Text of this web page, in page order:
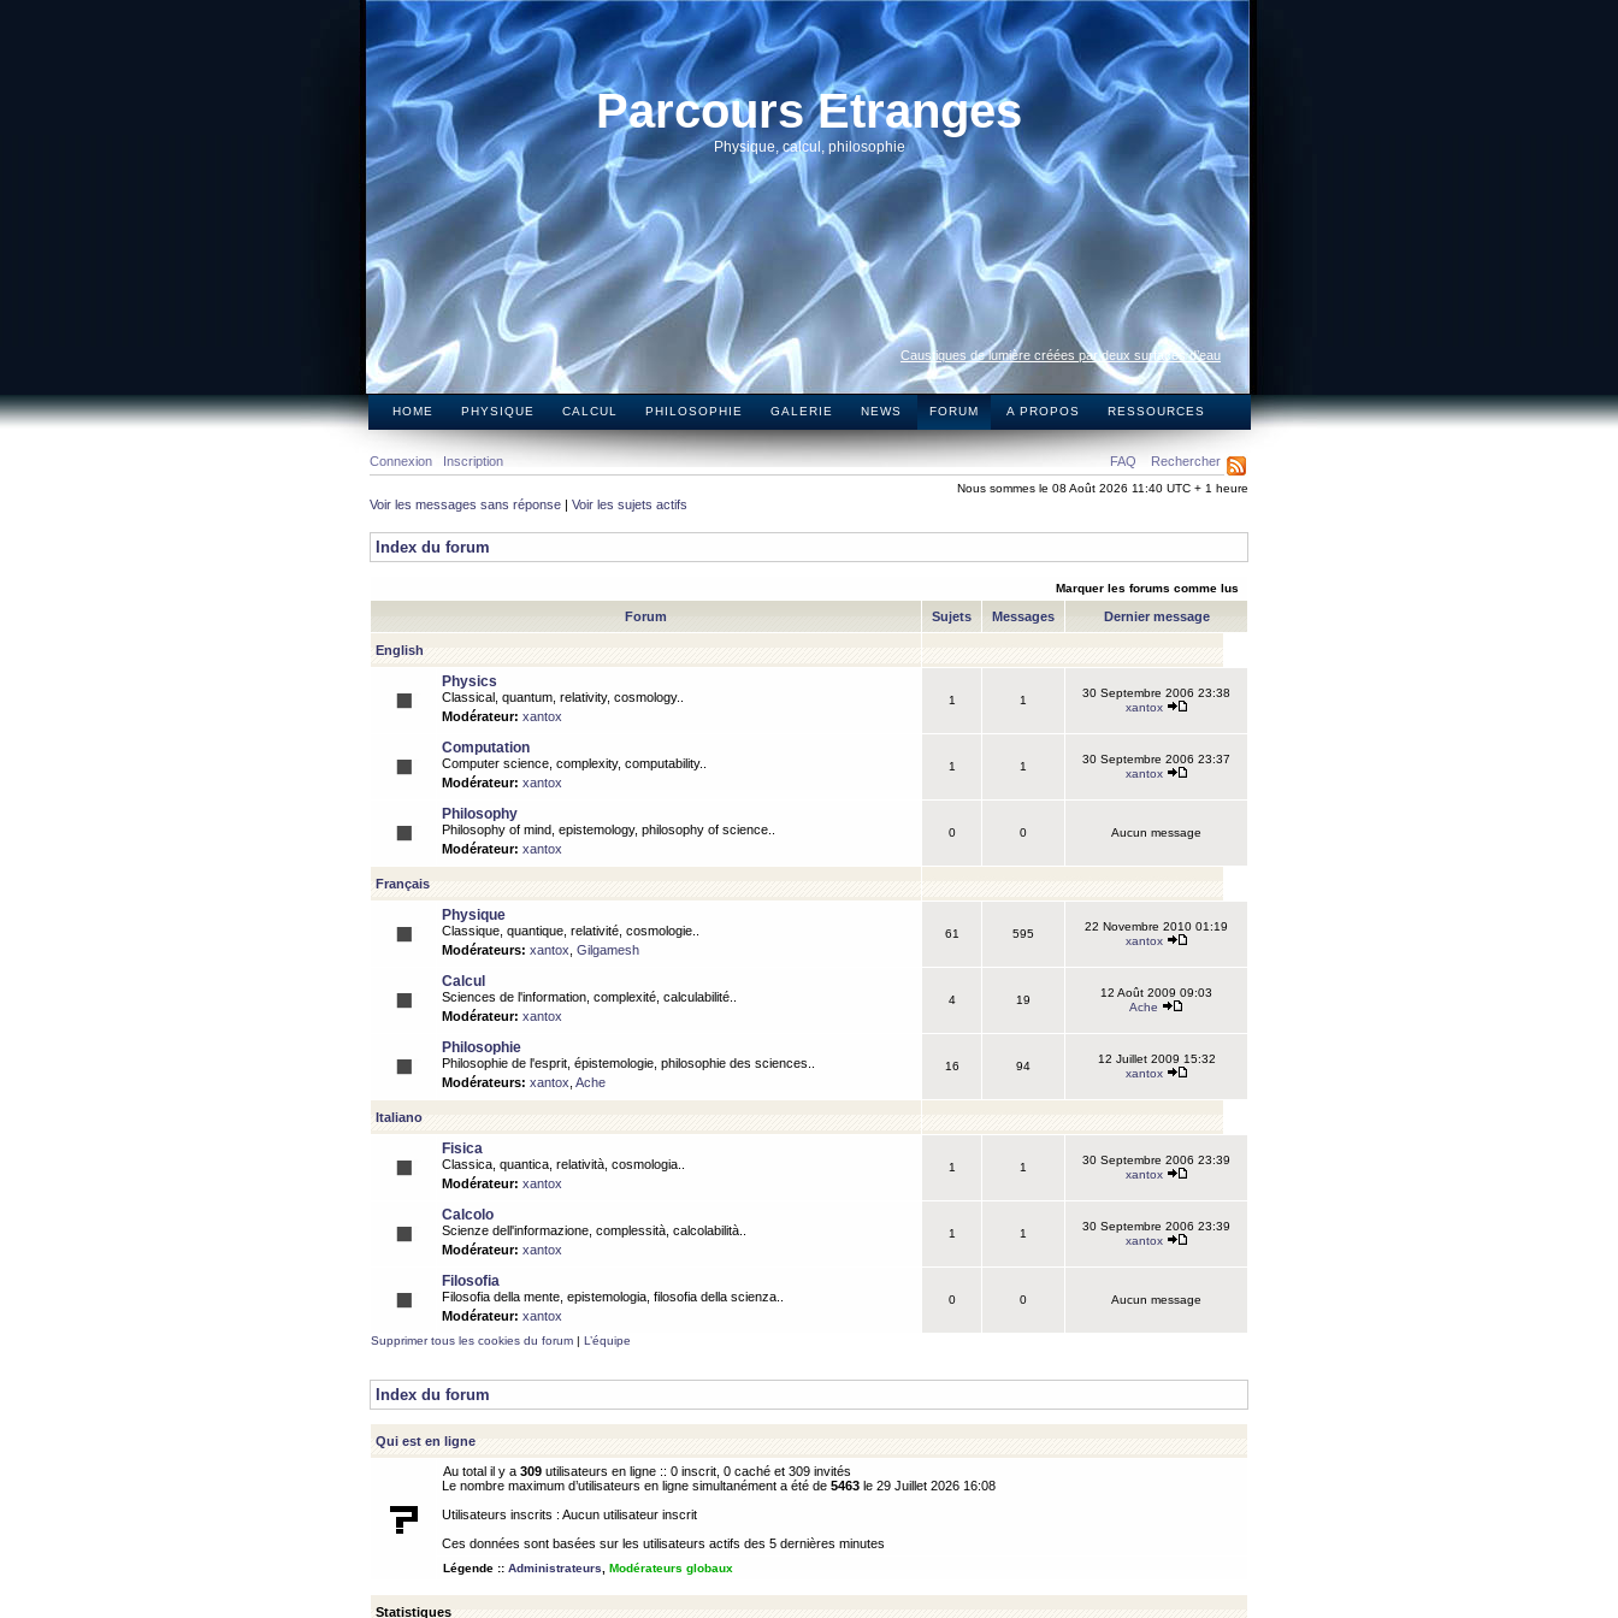
Parcours Etranges
Physique, calcul, philosophie
Caustiques de lumière créées par deux surfaces d’eau
HOME PHYSIQUE CALCUL PHILOSOPHIE GALERIE NEWS FORUM A PROPOS RESSOURCES
FAQ Rechercher
Connexion Inscription
Nous sommes le 08 Août 2026 11:40 UTC + 1 heure
Voir les messages sans réponse | Voir les sujets actifs
Index du forum
Marquer les forums comme lus
Forum Sujets Messages Dernier message
English
Physics
Classical, quantum, relativity, cosmology..
Modérateur: xantox
1 1
30 Septembre 2006 23:38
xantox
Computation
Computer science, complexity, computability..
Modérateur: xantox
1 1
30 Septembre 2006 23:37
xantox
Philosophy
Philosophy of mind, epistemology, philosophy of science..
Modérateur: xantox
0 0 Aucun message
Français
Physique
Classique, quantique, relativité, cosmologie..
Modérateurs: xantox Gilgamesh
61 595
22 Novembre 2010 01:19
xantox
Calcul
Sciences de l'information, complexité, calculabilité..
Modérateur: xantox
4 19
12 Août 2009 09:03
Ache
Philosophie
Philosophie de l'esprit, épistemologie, philosophie des sciences..
Modérateurs: xantox Ache
16 94
12 Juillet 2009 15:32
xantox
Italiano
Fisica
Classica, quantica, relatività, cosmologia..
Modérateur: xantox
1 1
30 Septembre 2006 23:39
xantox
Calcolo
Scienze dell'informazione, complessità, calcolabilità..
Modérateur: xantox
1 1
30 Septembre 2006 23:39
xantox
Filosofia
Filosofia della mente, epistemologia, filosofia della scienza..
Modérateur: xantox
0 0 Aucun message
Supprimer tous les cookies du forum | L’équipe
Index du forum
Qui est en ligne
Au total il y a 309 utilisateurs en ligne :: 0 inscrit, 0 caché et 309 invités
Le nombre maximum d’utilisateurs en ligne simultanément a été de 5463 le 29 Juillet 2026 16:08
Utilisateurs inscrits : Aucun utilisateur inscrit
Ces données sont basées sur les utilisateurs actifs des 5 dernières minutes
Légende :: Administrateurs Modérateurs globaux
Statistiques